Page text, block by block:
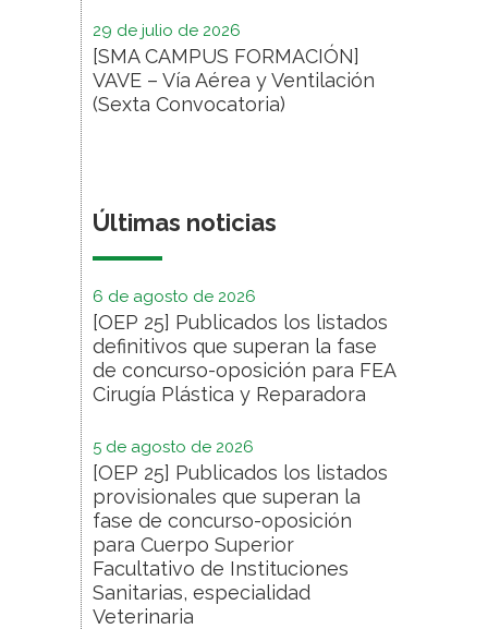
29 de julio de 2026
[SMA CAMPUS FORMACIÓN]
VAVE – Vía Aérea y Ventilación
(Sexta Convocatoria)
Últimas noticias
6 de agosto de 2026
[OEP 25] Publicados los listados
definitivos que superan la fase
de concurso-oposición para FEA
Cirugía Plástica y Reparadora
5 de agosto de 2026
[OEP 25] Publicados los listados
provisionales que superan la
fase de concurso-oposición
para Cuerpo Superior
Facultativo de Instituciones
Sanitarias, especialidad
Veterinaria